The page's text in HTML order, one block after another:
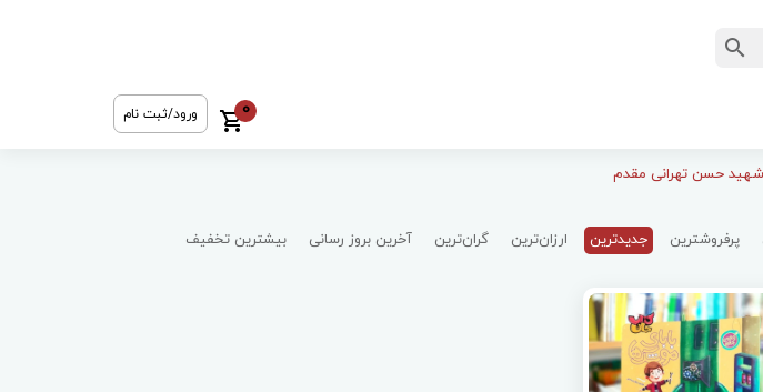
0 ورود/ثبت نام
شهید حسن تهرانی مقدم
پرفروشترین جدیدترین ارزان‌ترین گران‌ترین آخرین بروز رسانی بیشترین تخفیف